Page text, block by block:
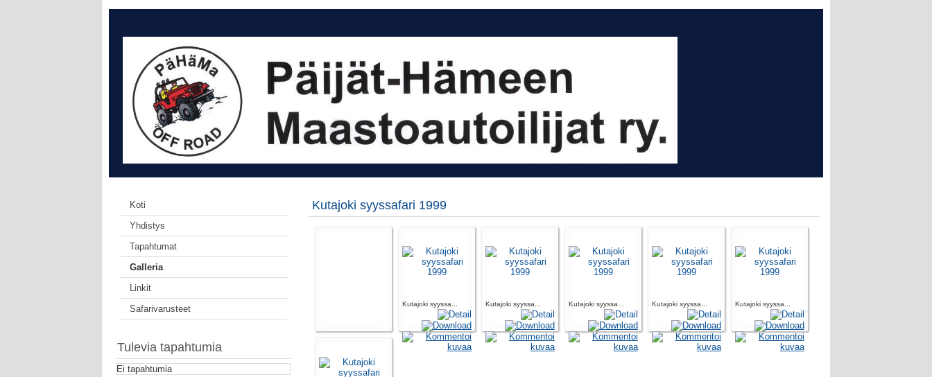
Koti
Yhdistys
Tapahtumat
Galleria
Linkit
Safarivarusteet
Tulevia tapahtumia
Ei tapahtumia
Kutajoki syyssafari 1999
Kutajoki syyssa... Kutajoki syyssa... Kutajoki syyssa... Kutajoki syyssa... Kutajoki syyssa...